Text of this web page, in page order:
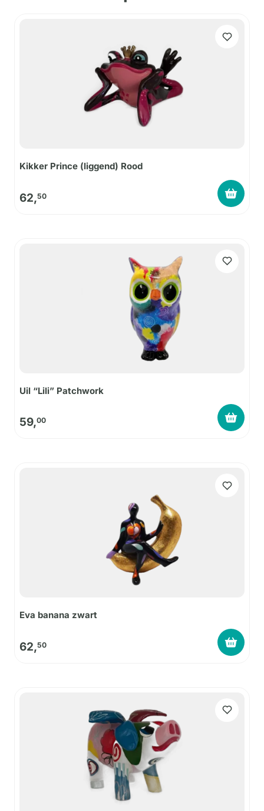
Kikker Prince (liggend) Rood
62,50
Uil “Lili” Patchwork
59,00
Eva banana zwart
62,50